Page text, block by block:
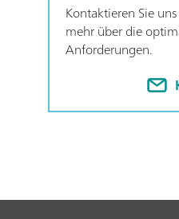
Kontaktieren Sie
mehr über die
Anforderungen.